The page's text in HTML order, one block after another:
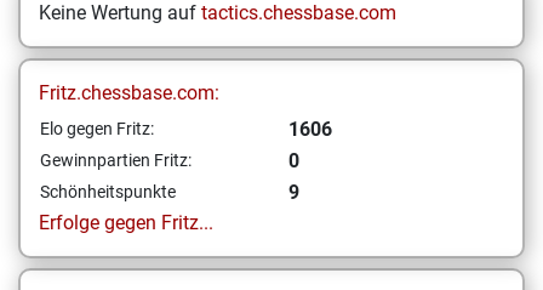
Keine Wertung auf tactics.chessbase.com
Fritz.chessbase.com:
Elo gegen Fritz: 1606
Gewinnpartien Fritz: 0
Schönheitspunkte
9
Erfolge gegen Fritz...